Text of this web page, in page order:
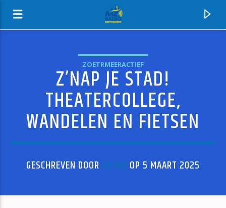
MZ-RADIO
ZOETRMEERACTIEF
Z’NAP JE STAD!
THEATERCOLLEGE,
WANDELEN EN FIETSEN
GESCHREVEN DOOR ADMIN OP 5 MAART 2025